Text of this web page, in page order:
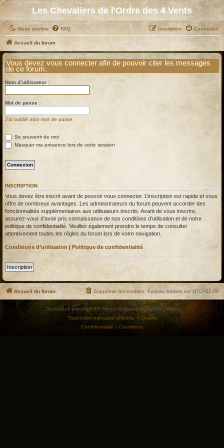
Les Chevaliers de l'Ordre des 4 Vents
Mode sombre FAQ Connexion
Inscription
Accueil du forum
Vous devez vous connecter afin de pouvoir citer les messages
de ce forum.
Nom d’utilisateur :
Mot de passe :
J’ai oublié mon mot de passe
Se souvenir de moi
Masquer ma présence lors de cette session
INSCRIPTION
Vous devez être inscrit avant de pouvoir vous connecter. L’inscription est rapide et vous
offre de nombreux avantages. Les administrateurs du forum peuvent accorder des
fonctionnalités supplémentaires aux utilisateurs inscrits. Avant de vous inscrire,
assurez-vous d’avoir pris connaissance de nos conditions d’utilisation et de notre
politique de confidentialité. Veuillez également prendre le temps de consulter
attentivement toutes les règles du forum lors de votre navigation.
Conditions d’utilisation | Politique de confidentialité
Inscription
Accueil du forum Fuseau horaire surUTC+01:00
Supprimer les cookies
Développé par phpBB® Forum Software © phpBB Limited
Traduction française officielle © Qiaeru
Confidentialité | Conditions